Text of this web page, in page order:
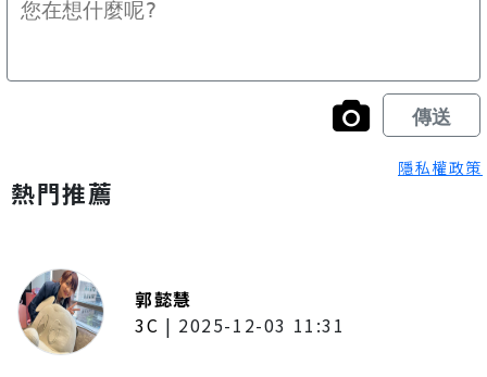
隱私權政策
熱門推薦
郭懿慧
3C | 2025-12-03 11:31